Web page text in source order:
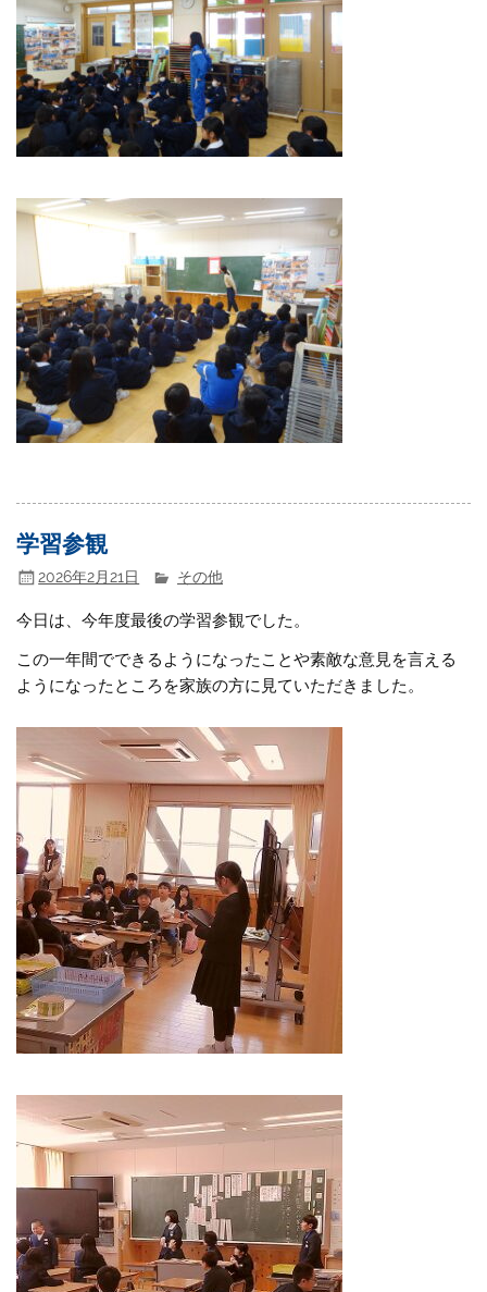
学習参観
2026年2月21日 その他
今日は、今年度最後の学習参観でした。
この一年間でできるようになったことや素敵な意見を言える
ようになったところを家族の方に見ていただきました。